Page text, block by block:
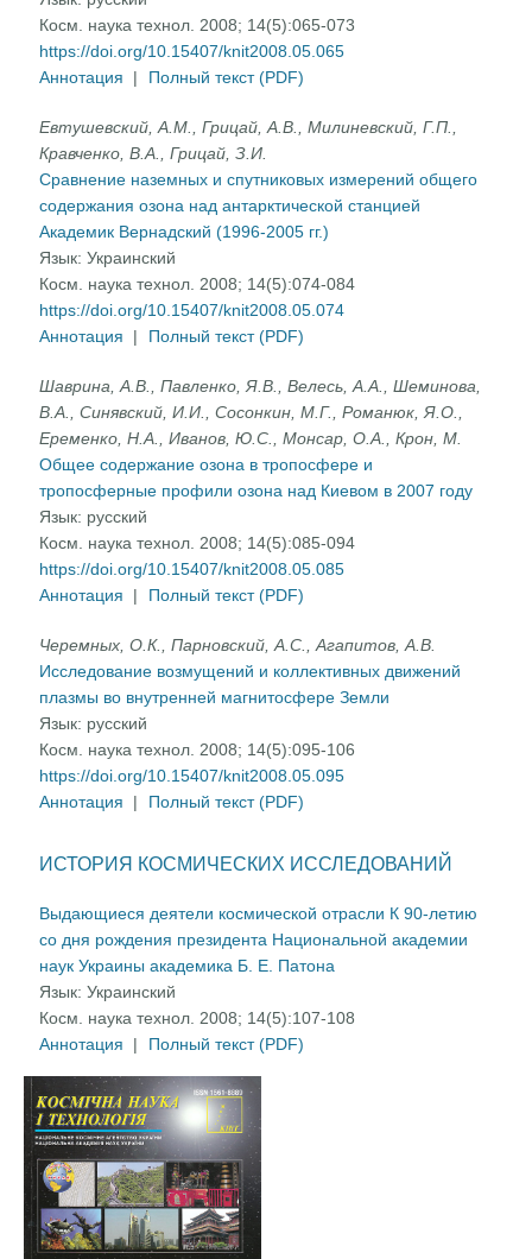
Косм. наука технол. 2008; 14(5):065-073
https://doi.org/10.15407/knit2008.05.065
Аннотация
| Полный текст (PDF)
Евтушевский, А.М., Грицай, А.В., Милиневский, Г.П.,
Кравченко, В.А., Грицай, З.И.
Сравнение наземных и спутниковых измерений общего
содержания озона над антарктической станцией
Академик Вернадский (1996-2005 гг.)
Язык:Украинский
Косм. наука технол. 2008; 14(5):074-084
https://doi.org/10.15407/knit2008.05.074
Аннотация
| Полный текст (PDF)
Шаврина, A.В., Павленко, Я.В., Велесь, А.А., Шеминова,
B.А., Синявский, И.И., Сосонкин, М.Г., Романюк, Я.О.,
Еременко, Н.А., Иванов, Ю.С., Монсар, О.А., Крон, М.
Общее содержание озона в тропосфере и
тропосферные профили озона над Киевом в 2007 году
Язык: русский
Косм. наука технол. 2008; 14(5):085-094
https://doi.org/10.15407/knit2008.05.085
Аннотация
| Полный текст (PDF)
Черемных, О.К., Парновский, А.С., Агапитов, А.В.
Исследование возмущений и коллективных движений
плазмы во внутренней магнитосфере Земли
Язык: русский
Косм. наука технол. 2008; 14(5):095-106
https://doi.org/10.15407/knit2008.05.095
Аннотация
| Полный текст (PDF)
ИСТОРИЯ КОСМИЧЕСКИХ ИССЛЕДОВАНИЙ
Выдающиеся деятели космической отрасли К 90-летию
со дня рождения президента Национальной академии
наук Украины академика Б. Е. Патона
Язык:Украинский
Косм. наука технол. 2008; 14(5):107-108
Аннотация
| Полный текст (PDF)